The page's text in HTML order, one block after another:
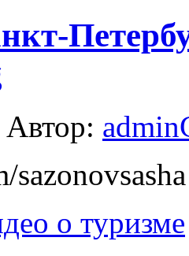
о туризме